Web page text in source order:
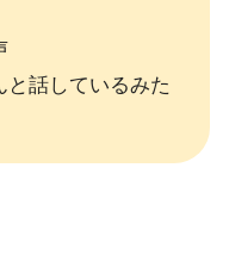
話しているみた